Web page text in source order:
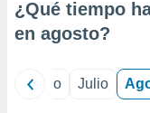
de¿Qué tiempo
en agosto?
Junio Julio